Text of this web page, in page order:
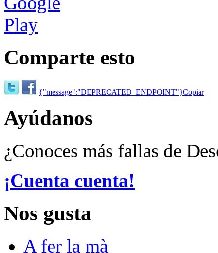
Comparte esto
{"message":"DEPRECATED_ENDPOINT"}Copiar
Ayúdanos
¿Conoces más fallas de
¡Cuenta cuenta!
Nos gusta
A fer la mà